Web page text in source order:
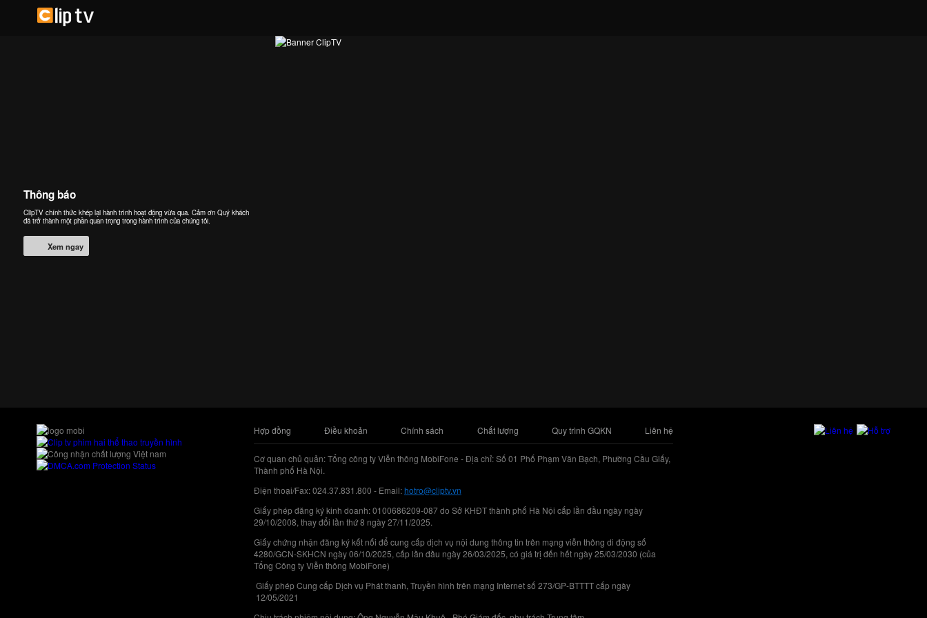
Thông báo
ClipTV chính thức khép lại hành trình hoạt động vừa qua. Cảm ơn Quý khách
đã trở thành một phần quan trọng trong hành trình của chúng tôi.
Xem ngay
Hợp đồng Điều khoản Chính sách Chất lượng Quy trình GQKN Liên hệ
Cơ quan chủ quản: Tổng công ty Viễn thông MobiFone - Địa chỉ: Số 01 Phố Phạm Văn Bạch, Phường Cầu Giấy,
Thành phố Hà Nội.
Điện thoại/Fax: 024.37.831.800 - Email:hotro@cliptv.vn
Giấy phép đăng ký kinh doanh: 0100686209-087 do Sở KHĐT thành phố Hà Nội cấp lần đầu ngày ngày
29/10/2008, thay đổi lần thứ 8 ngày 27/11/2025.
Giấy chứng nhận đăng ký kết nối để cung cấp dịch vụ nội dung thông tin trên mạng viễn thông di động số
4280/GCN-SKHCN ngày 06/10/2025, cấp lần đầu ngày 26/03/2025, có giá trị đến hết ngày 25/03/2030 (của
Tổng Công ty Viễn thông MobiFone)
Giấy phép Cung cấp Dịch vụ Phát thanh, Truyền hình trên mạng Internet số 273/GP-BTTTT cấp ngày
12/05/2021